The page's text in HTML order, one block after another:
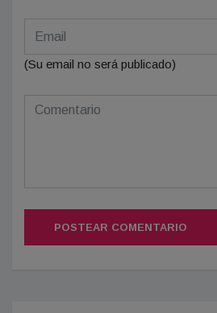
(Su email no será publicado)
POSTEAR COMENTARIO